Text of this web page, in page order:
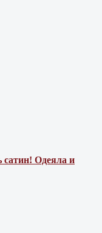
сатин! Одеяла и